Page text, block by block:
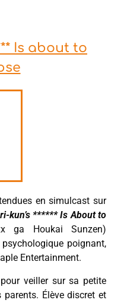
Is about to
en simulcast sur
kun’s ****** Is About to
ga Houkai Sunzen)
poignant,
Entertainment.
veiller sur sa petite
Élève discret et